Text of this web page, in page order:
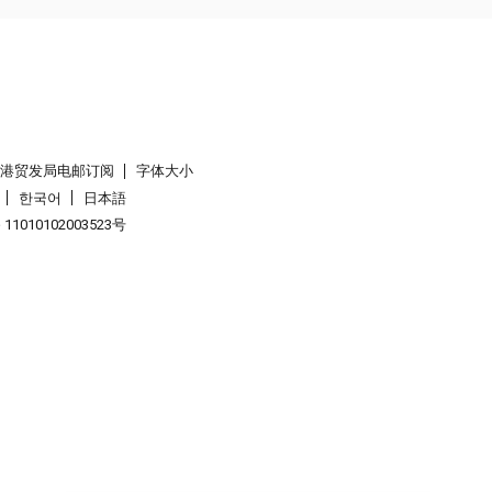
贸发局电邮订阅
字体大小
한국어
日本語
号